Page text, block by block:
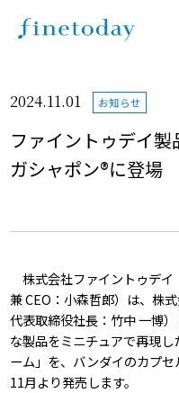
2024.11.01 お知らせ
ファイントゥデイ
ガシャポン®に登場
株式会社ファイントゥデイ
兼 CEO：小森哲郎）は、株
代表取締役社長：竹中 一博
な製品をミニチュアで再現
ーム」を、バンダイのカプ
11月より発売します。